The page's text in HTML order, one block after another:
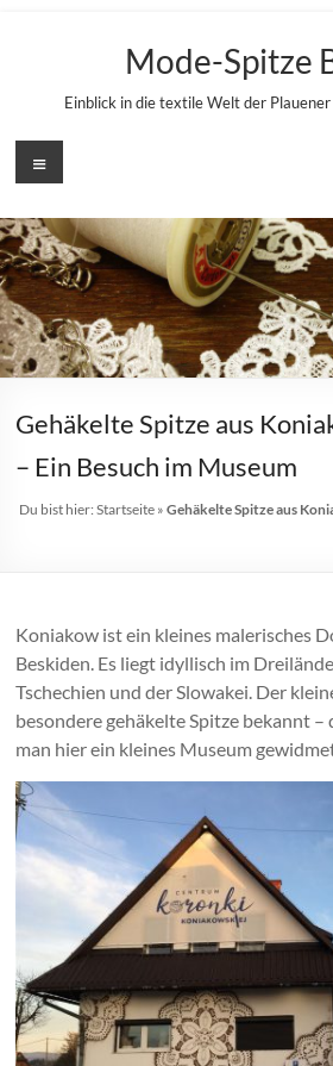
Mode-Spitze
Einblick in die textile Welt der
Menü
Gehäkelte Spitze aus
– Ein Besuch im Museum
Du bist hier: Startseite» Gehäkelte Spitze aus
Koniakow ist ein kleines malerisches
Beskiden. Es liegt idyllisch im
Tschechien und der Slowakei. Der
besondere gehäkelte Spitze bekannt
man hier ein kleines Museum